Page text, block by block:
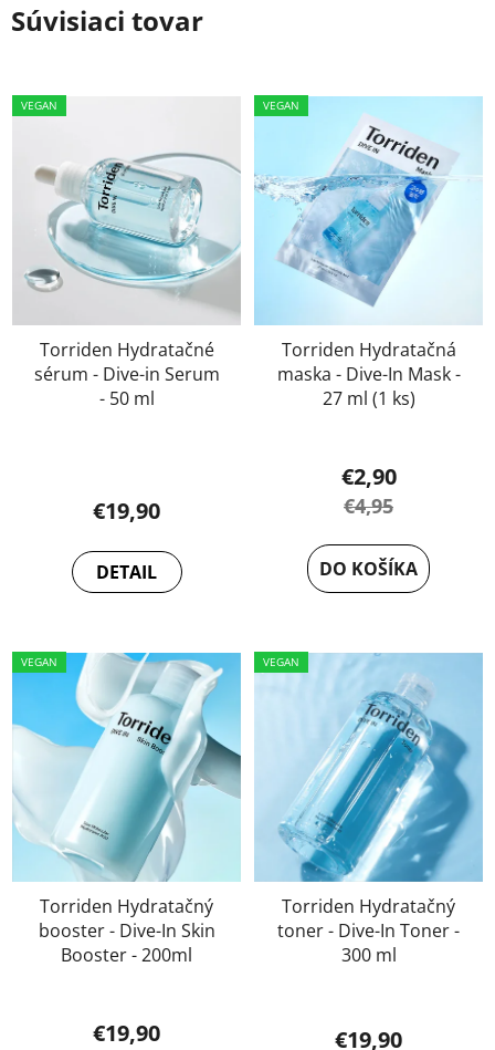
Súvisiaci tovar
VEGAN
Torriden Hydratačné
sérum - Dive-in Serum
- 50 ml
€19,90
DETAIL
VEGAN
Torriden Hydratačná
maska - Dive-In Mask -
27 ml (1 ks)
€2,90
€4,95
DO KOŠÍKA
VEGAN
Torriden Hydratačný
booster - Dive-In Skin
Booster - 200ml
€19,90
VEGAN
Torriden Hydratačný
toner - Dive-In Toner -
300 ml
€19,90